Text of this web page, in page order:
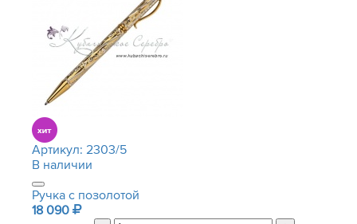
Артикул: 2303/5
В наличии
Ручка с позолотой
18 090